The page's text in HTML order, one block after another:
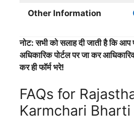
Other Information
नोट: सभी को सलाह दी जाती है कि आप
अधिकारिक पोर्टल पर जा कर
कर ही फॉर्म भरे!
FAQs for
Karmchari